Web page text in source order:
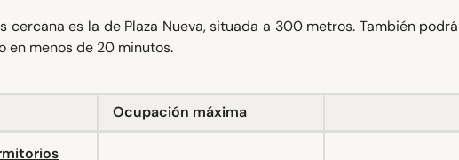
cercana es la de Plaza Nueva, situada a 300 metros. También
en menos de 20 minutos.
Ocupación máxima